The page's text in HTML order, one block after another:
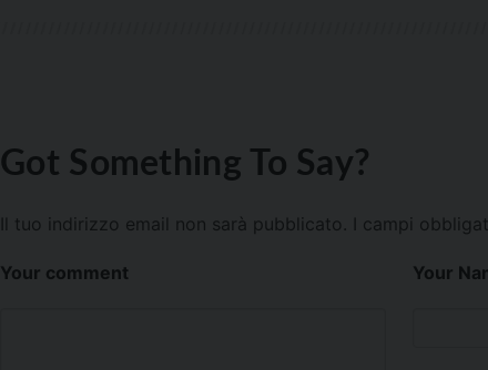
Got Something To Say?
Il tuo indirizzo email non sarà pubblicato. I campi
Your comment Your